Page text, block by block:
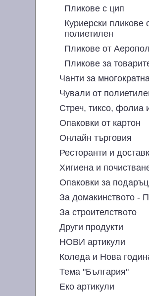
Пликове с цип
Куриерски пликове
полиетилен
Пликове от Аеропол
Пликове за
Чанти за
Чували от
Стреч, тиксо, фолиа
Опаковки от картон
Онлайн търговия
Ресторанти и
Хигиена и
Опаковки за
За домакинството -
За строителството
Други продукти
НОВИ артикули
Коледа и Нова
Тема "България"
Еко артикули